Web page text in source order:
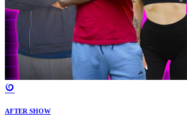
AFTER SHOW